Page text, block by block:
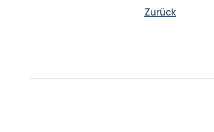
Zurück